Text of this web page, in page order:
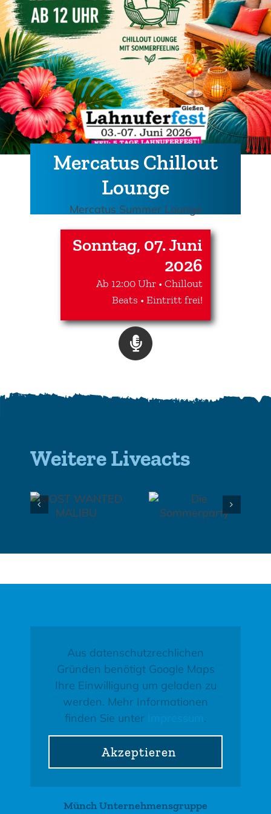
Mercatus Chillout
Lounge
Mercatus Summer Lounge
Sonntag, 07. Juni
2026
Ab 12:00 Uhr • Chillout
Beats • Eintritt frei!
Weitere Liveacts
Die
Clown Ichmael
Aus datenschutzrechlichen
Gründen benötigt Google Maps
Ihre Einwilligung um geladen zu
werden. Mehr Informationen
finden Sie unter
.
Akzeptieren
Münch Unternehmensgruppe